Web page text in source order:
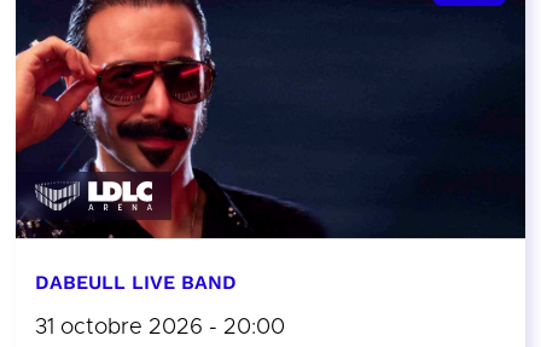
DABEULL LIVE BAND
31 octobre 2026 - 20:00